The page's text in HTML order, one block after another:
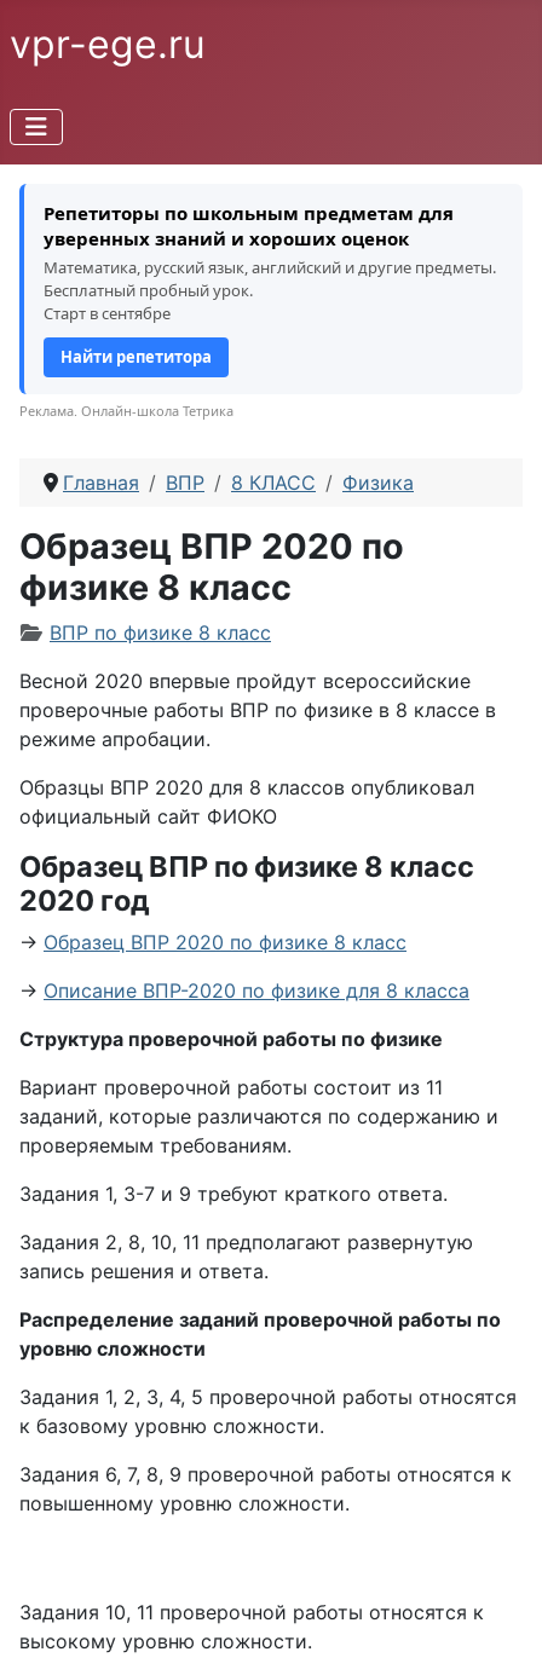
vpr-ege.ru
Репетиторы по школьным предметам для
уверенных знаний и хороших оценок
Математика, русский язык, английский и другие предметы.
Бесплатный пробный урок.
Старт в сентябре
Найти репетитора
Реклама. Онлайн-школа Тетрика
Главная ВПР 8 КЛАСС Физика
Образец ВПР 2020 по
физике 8 класс
Информация о материале
ВПР по физике 8 класс
Весной 2020 впервые пройдут всероссийские
проверочные работы ВПР по физике в 8 классе в
режиме апробации.
Образцы ВПР 2020 для 8 классов опубликовал
официальный сайт ФИОКО
Образец ВПР по физике 8 класс
2020 год
→ Образец ВПР 2020 по физике 8 класс
→ Описание ВПР-2020 по физике для 8 класса
Структура проверочной работы по физике
Вариант проверочной работы состоит из 11
заданий, которые различаются по содержанию и
проверяемым требованиям.
Задания 1, 3-7 и 9 требуют краткого ответа.
Задания 2, 8, 10, 11 предполагают развернутую
запись решения и ответа.
Распределение заданий проверочной работы по
уровню сложности
Задания 1, 2, 3, 4, 5 проверочной работы относятся
к базовому уровню сложности.
Задания 6, 7, 8, 9 проверочной работы относятся к
повышенному уровню сложности.
Задания 10, 11 проверочной работы относятся к
высокому уровню сложности.